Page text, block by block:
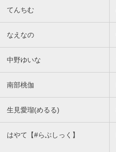
てんちむ
なえなの
中野ゆいな
南部桃伽
生見愛瑠(めるる)
はやて【#らぶしっく】